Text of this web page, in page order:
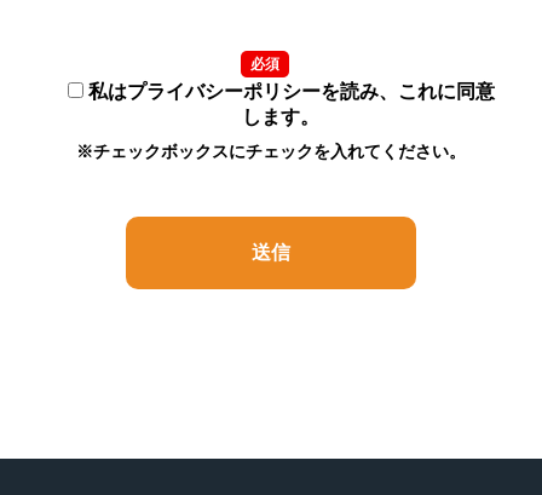
個人情報とは、氏名・生年月日・性別・電話番
号・メールアドレス・勤務先・依頼内容等、個人
に関する情報で、これらのうち1つ又は2つ以上を
ることができるものをいいます。
（1） お客様よりお預かりした個人情報は弊社内
必須
私はプライバシーポリシーを読み、これに同意
します。
※チェックボックスにチェックを入れてください。